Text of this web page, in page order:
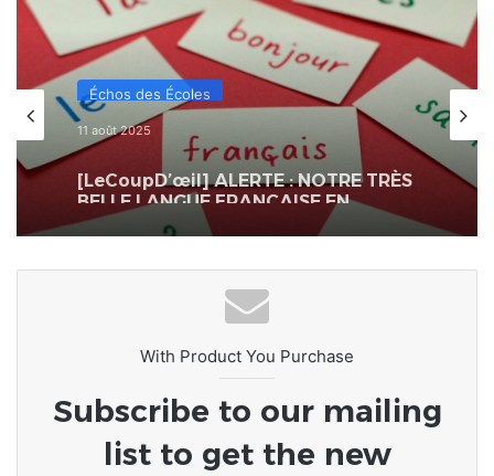
Échos des Écoles
11 août 2025
[LeCoupD’œil] ALERTE : NOTRE TRÈS
BELLE LANGUE FRANÇAISE EN
DANGER !
With Product You Purchase
Subscribe to our mailing
list to get the new